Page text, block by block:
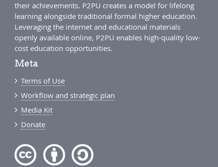
their achievements. P2PU creates a model for lifelong
learning alongside traditional formal higher education.
Leveraging the internet and educational materials
openly available online, P2PU enables high-quality low-
cost education opportunities.
Meta
Terms of Use
Workflow and strategic plan
Media Kit
Donate